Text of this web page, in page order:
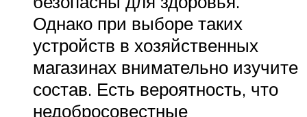
Однако при выборе таких
устройств в хозяйственных
магазинах внимательно изучите
состав. Есть вероятность, что
недобросовестные